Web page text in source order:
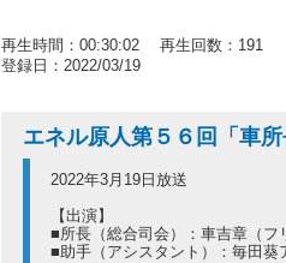
再生時間：00:30:02 再生回数：191
登録日：2022/03/19
エネル原人第５６回「車
2022年3月19日放送
【出演】
■所長（総合司会）：車吉章（フ
■助手（アシスタント）：毎田葵